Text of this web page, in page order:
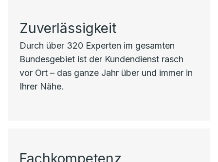
Zuverlässigkeit
Durch über 320 Experten im gesamten
Bundesgebiet ist der Kundendienst rasch
vor Ort – das ganze Jahr über und immer in
Ihrer Nähe.
Fachkompetenz